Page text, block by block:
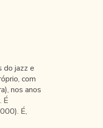
do jazz e
com
nos anos
É
É,